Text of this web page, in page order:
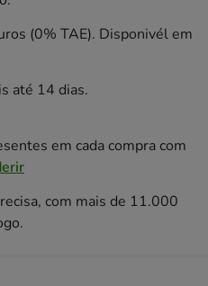
(0% TAE). Disponivél em
até 14 dias.
em cada compra com
com mais de 11.000